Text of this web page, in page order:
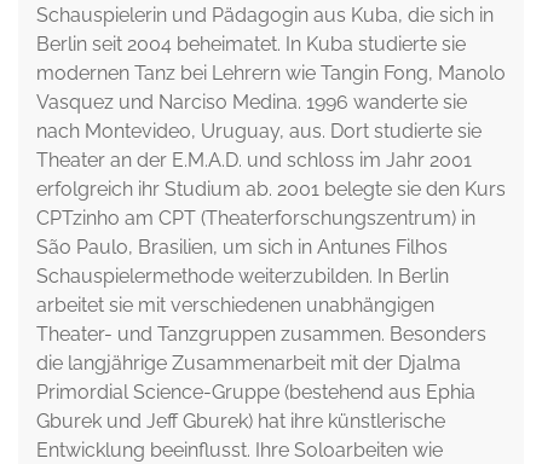
Schauspielerin und Pädagogin aus Kuba, die sich in
Berlin seit 2004 beheimatet. In Kuba studierte sie
modernen Tanz bei Lehrern wie Tangin Fong, Manolo
Vasquez und Narciso Medina. 1996 wanderte sie
nach Montevideo, Uruguay, aus. Dort studierte sie
Theater an der E.M.A.D. und schloss im Jahr 2001
erfolgreich ihr Studium ab. 2001 belegte sie den Kurs
CPTzinho am CPT (Theaterforschungszentrum) in
São Paulo, Brasilien, um sich in Antunes Filhos
Schauspielermethode weiterzubilden. In Berlin
arbeitet sie mit verschiedenen unabhängigen
Theater- und Tanzgruppen zusammen. Besonders
die langjährige Zusammenarbeit mit der Djalma
Primordial Science-Gruppe (bestehend aus Ephia
Gburek und Jeff Gburek) hat ihre künstlerische
Entwicklung beeinflusst. Ihre Soloarbeiten wie